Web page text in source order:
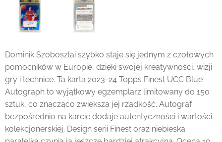
Dominik Szoboszlai szybko staje się jednym z czołowych
pomocników w Europie, dzięki swojej kreatywności, wizji
gry i technice. Ta karta 2023-24 Topps Finest UCC Blue
Autograph to wyjątkowy egzemplarz limitowany do 150
sztuk, co znacząco zwiększa jej rzadkość. Autograf
bezpośrednio na karcie dodaje autentyczności i wartości
kolekcjonerskiej. Design serii Finest oraz niebieska